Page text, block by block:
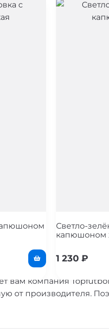
Светло-
капюшоном
1 230 ₽
вам компания
от производителя.